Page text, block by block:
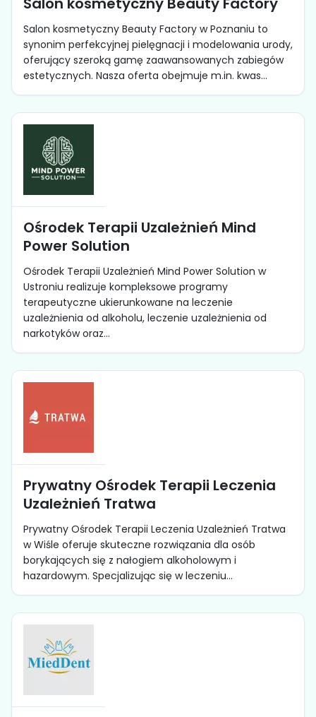
Salon kosmetyczny Beauty Factory w Poznaniu to
synonim perfekcyjnej pielęgnacji i modelowania urody,
oferujący szeroką gamę zaawansowanych zabiegów
estetycznych. Nasza oferta obejmuje m.in. kwas...
Ośrodek Terapii Uzależnień Mind
Power Solution
Ośrodek Terapii Uzależnień Mind Power Solution w
Ustroniu realizuje kompleksowe programy
terapeutyczne ukierunkowane na leczenie
uzależnienia od alkoholu, leczenie uzależnienia od
narkotyków oraz...
Prywatny Ośrodek Terapii Leczenia
Uzależnień Tratwa
Prywatny Ośrodek Terapii Leczenia Uzależnień Tratwa
w Wiśle oferuje skuteczne rozwiązania dla osób
borykających się z nałogiem alkoholowym i
hazardowym. Specjalizując się w leczeniu...